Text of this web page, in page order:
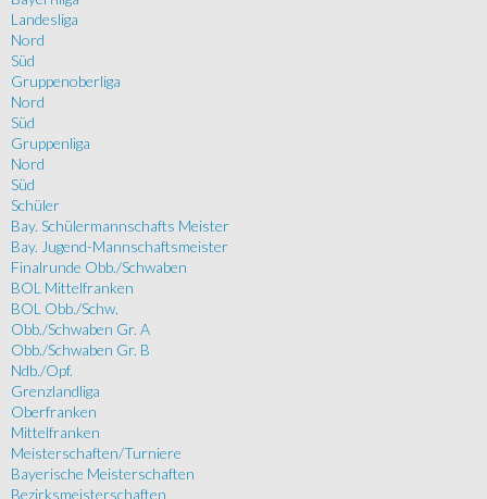
Landesliga
Nord
Süd
Gruppenoberliga
Nord
Süd
Gruppenliga
Nord
Süd
Schüler
Bay. Schülermannschafts Meister
Bay. Jugend-Mannschaftsmeister
Finalrunde Obb./Schwaben
BOL Mittelfranken
BOL Obb./Schw.
Obb./Schwaben Gr. A
Obb./Schwaben Gr. B
Ndb./Opf.
Grenzlandliga
Oberfranken
Mittelfranken
Meisterschaften/Turniere
Bayerische Meisterschaften
Bezirksmeisterschaften